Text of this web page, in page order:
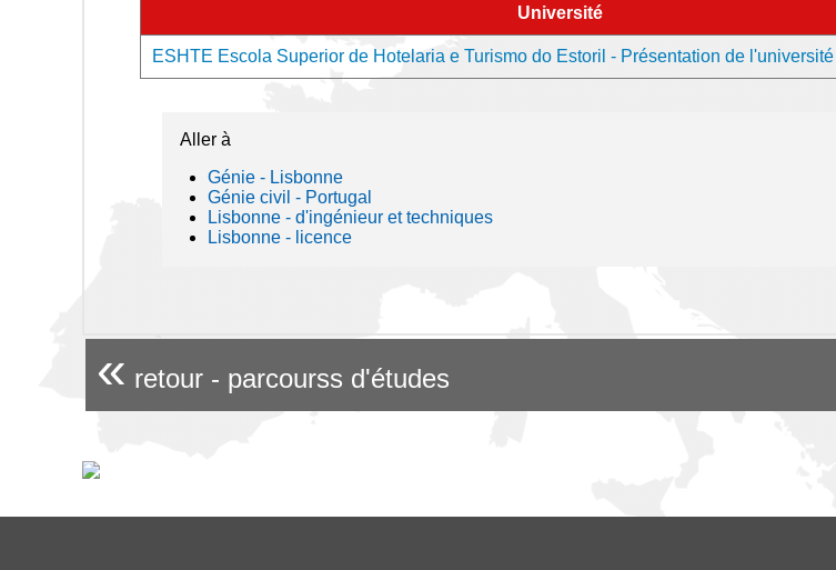
Université
ESHTE Escola Superior de Hotelaria e Turismo do Estoril - Présentation de l'université
Aller à
Génie - Lisbonne
Génie civil - Portugal
Lisbonne - d'ingénieur et techniques
Lisbonne - licence
« retour - parcourss d'études